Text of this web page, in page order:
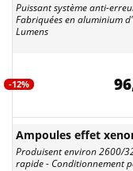
Puissant système anti-
Fabriquées en aluminium
Lumens
-12%
Ampoules effet
Produisent environ 2600/
rapide - Conditionnement